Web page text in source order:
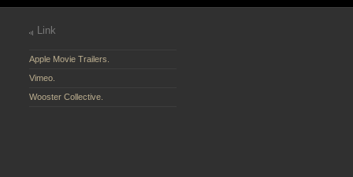
Link
Apple Movie Trailers.
Vimeo.
Wooster Collective.